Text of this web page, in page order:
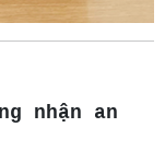
nhận an